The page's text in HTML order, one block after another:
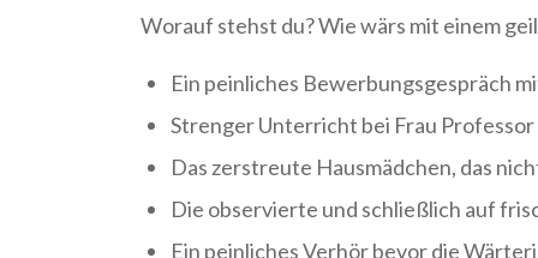
Worauf stehst du? Wie wärs mit einem
Ein peinliches Bewerbungsgespräch
Strenger Unterricht bei Frau Professor
Das zerstreute Hausmädchen, das
Die observierte und schließlich auf
Ein peinliches Verhör bevor die